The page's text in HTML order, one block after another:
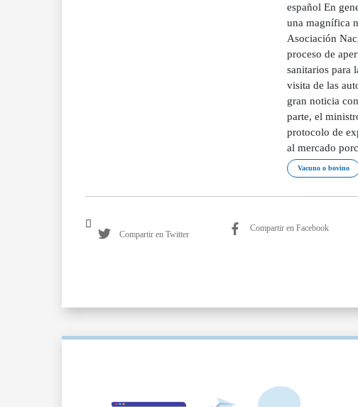
español En
una magnífica
Asociación
proceso de
sanitarios para
visita de las
gran noticia
parte, el
protocolo de
al mercado
Vacuno o bovino
Compartir en Twitter
Compartir en Facebook